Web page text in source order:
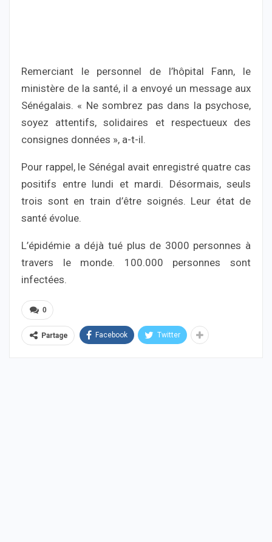
Remerciant le personnel de l’hôpital Fann, le
ministère de la santé, il a envoyé un message aux
Sénégalais. « Ne sombrez pas dans la psychose,
soyez attentifs, solidaires et respectueux des
consignes données », a-t-il.
Pour rappel, le Sénégal avait enregistré quatre cas
positifs entre lundi et mardi. Désormais, seuls
trois sont en train d’être soignés. Leur état de
santé évolue.
L’épidémie a déjà tué plus de 3000 personnes à
travers le monde. 100.000 personnes sont
infectées.
0
Partage Facebook Twitter